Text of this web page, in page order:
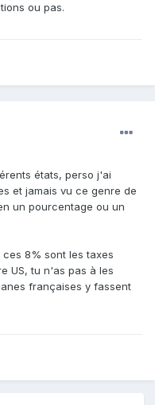
ou pas.
états, perso j'ai
et jamais vu ce genre de
un pourcentage ou un
8% sont les taxes
US, tu n'as pas à les
françaises y fassent